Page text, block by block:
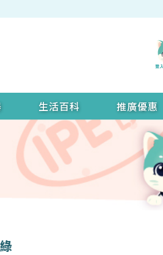
生活百科 推廣優惠